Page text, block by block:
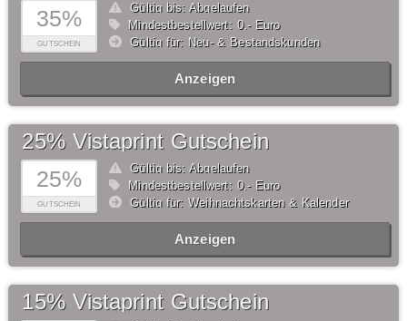
35%
GUTSCHEIN
Gültig bis: Abgelaufen
Mindestbestellwert: 0,- Euro
Gültig für: Neu- & Bestandskunden
Anzeigen
25%
GUTSCHEIN
25% Vistaprint Gutschein
Gültig bis: Abgelaufen
Mindestbestellwert: 0,- Euro
Gültig für: Weihnachtskarten & Kalender
Anzeigen
15% Vistaprint Gutschein